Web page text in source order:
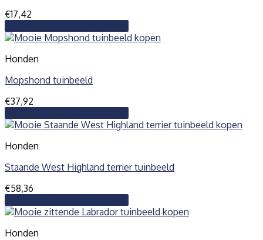
€17,42
Honden
Mopshond tuinbeeld
€37,92
Honden
Staande West Highland terrier tuinbeeld
€58,36
Honden